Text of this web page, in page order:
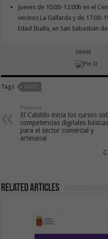
Jueves de 10:00-12:00h en el
vecinos La Gallarda y de 17:00-
Edad Iballa, en San Sebastián
tweet
Tags AFATE
Previous
El Cabildo inicia los cursos
competencias digitales básicas
para el sector comercial y
artesanal
Related Articles